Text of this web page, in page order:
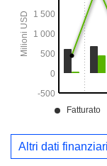
Altri dati finanziari